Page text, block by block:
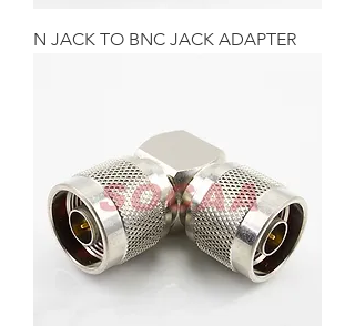
N JACK TO BNC JACK ADAPTER